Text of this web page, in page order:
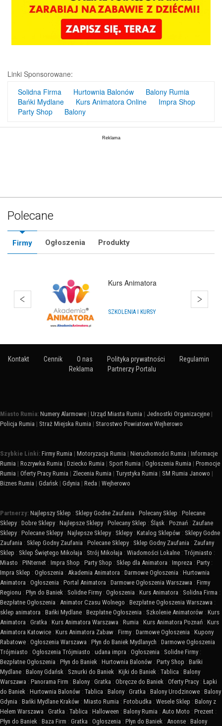
Linki Sponsorowane:
Solidna Firma
Hurtownia Balonów
Balony Rumia
Bańki Mydlane
Kurs Animatora Online
Impra Shop
Party Shop
Balony
Polecane
Firmy Ogłoszenia Produkty
Bańki Mydlane
ARTYKUŁY NA IMPREZY
Kontakt Cennik O nas Polityka prywatności
Regulamin
Reklama
Partnerzy Portalu
Miasto Rumia: Numery Alarmowe | Urząd Miasta Rumia | Jednostki Organizacyjne |
Policja Rumia | Straż Miejska Rumia | Starostwo Powiatowe Wejherowo
Szybkie Linki: Firmy Rumia | Motoryzacja Rumia | Nieruchomości Rumia | Informacje
Rumia | Rozrywka Rumia | Dziecko Rumia | Sport Rumia | Ogłoszenia Rumia | Promocje
Rumia | Oferty Pracy Rumia | Zlecenia Rumia | Turystyka Rumia | SM Rumia Janowo |
Biznes Rumia | Gdańsk | Gdynia | Reda | Wejherowo
Partnerzy: Najlepszy Sklep : Sklepy Godne Zaufania : Polecany Sklep : Polecane
Sklepy : Dobre Sklepy : Najlepsze Sklepy : Polecany Sklep : Śląsk : Poznań : Zaufane
Sklepy : Polecane Sklepy : Najlepsze Sklepy : Sklepy : Katalog Sklepów : Sklepy Godne
Zaufania : Sklep Godny Zaufania : Polecane Sklepy : Sklep Godny Zaufania : Zaufany
Sklep : Sklep Świętego Mikołaja : Strój Mikołaja : Wiadomości Lokalne : Trójmiasto :
Miasto : PINternet : Impra Shop : Party Shop : Sklep dla Animatora : Impreza : Party :
Impra Sklep : Ogłoszenia : Akademia Animatora : Darmowe Ogłoszenia : Hurtownia
Animatora : Ogłoszenia : Portal Animatora : Darmowe Ogłoszenia Warszawa : Firmy
Regionu : Płyn do Baniek : Solidne Firmy : Ogłoszenia : Kurs Animatora : Solidna Firma :
Bezpłatne Ogłoszenia : Animator Czasu Wolnego : Bezpłatne Ogłoszenia Warszawa :
sklep animatora : Bańki Mydlane : Bezpłatne Ogłoszenia : Szkolenie Animatorów : Kurs
Animatora : Gratka : Kurs Animatora Warszawa : Rumia : Kurs Animatora Poznań : Kurs
Animatora Katowice : Kurs Animatora Zabaw : Firmy : Darmowe Ogłoszenia : Kupony
Rabatowe : Ogłoszenia Warszawa : Płyn do Baniek Mydlanych : Darmowe Ogłoszenia
Trójmiasto : Ogłoszenia Trójmiasto : udana impra : Ogłoszenia : Solidne Firmy :
Bezpłatne Ogłoszenia : Płyn do Baniek : Hurtownia Balonów : Party Shop : Bańki
Mydlane : Balony Gdańsk : Sznurki do Baniek : Kijki do Baniek : Tablica : Balony
Warszawa : Panorama Firm : Balony : Gratka : Obręcze do Baniek : Oferty Pracy : Łapki
do Baniek : Hurtownia Balonów : Tablica : Balony : Gratka : Balony Urodzinowe : Balony
Gdynia : Bańki Mydlane Kraków : Miasto Rumia : Fotobudka : Wesele Sklep : Balony z
Helem Warszawa : Gratka : Tablica : Halloween : Balony Rumia : Auto Moto : Prezent :
Płyn do Baniek : Baza Firm : Gratka : Ogłoszenia : Płyn do Baniek : Anonse : Balony